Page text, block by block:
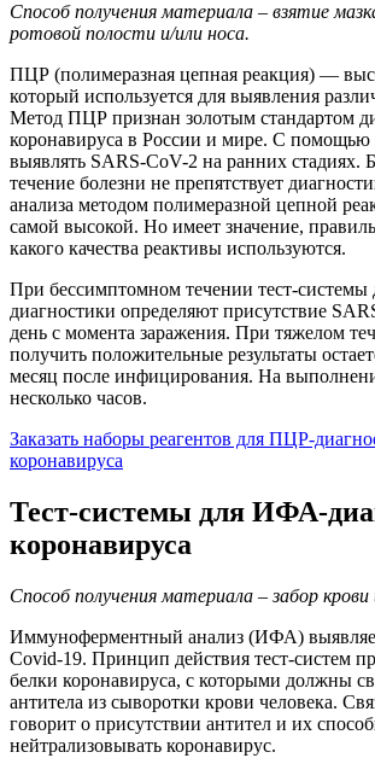
Способ получения материала – взятие
ротовой полости и/или носа.
ПЦР (полимеразная цепная реакция) —
который используется для выявления
Метод ПЦР признан золотым стандартом
коронавируса в России и мире. С
выявлять SARS-CoV-2 на ранних стадиях.
течение болезни не препятствует
анализа методом полимеразной цепной
самой высокой. Но имеет значение,
какого качества реактивы используются.
При бессимптомном течении тест-
диагностики определяют присутствие
день с момента заражения. При тяжелом
получить положительные результаты
месяц после инфицирования. На
несколько часов.
Заказать наборы реагентов для ПЦР-
коронавируса
Тест-системы для ИФА-
коронавируса
Способ получения материала – забор крови
Иммуноферментный анализ (ИФА)
Covid-19. Принцип действия тест-систем
белки коронавируса, с которыми должны
антитела из сыворотки крови человека.
говорит о присутствии антител и их
нейтрализовывать коронавирус.